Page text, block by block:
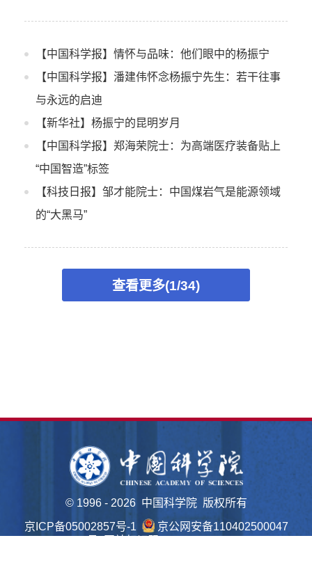
【中国科学报】情怀与品味：他们眼中的杨振宁
【中国科学报】潘建伟怀念杨振宁先生：若干往事
与永远的启迪
【新华社】杨振宁的昆明岁月
【中国科学报】郑海荣院士：为高端医疗装备贴上
“中国智造”标签
【科技日报】邹才能院士：中国煤岩气是能源领域
的“大黑马”
查看更多(1/34)
© 1996 - 2026 中国科学院 版权所有
京ICP备05002857号-1
京公网安备110402500047